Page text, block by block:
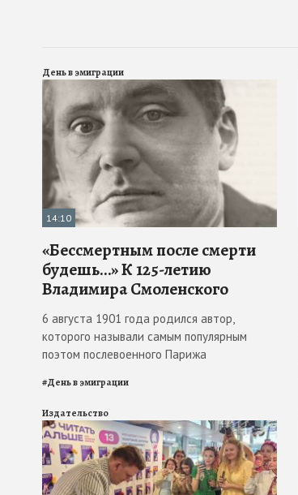
День в эмиграции
14:10
«Бессмертным после смерти
будешь…» К 125-летию
Владимира Смоленского
6 августа 1901 года родился автор,
которого называли самым популярным
поэтом послевоенного Парижа
#День в эмиграции
Издательство